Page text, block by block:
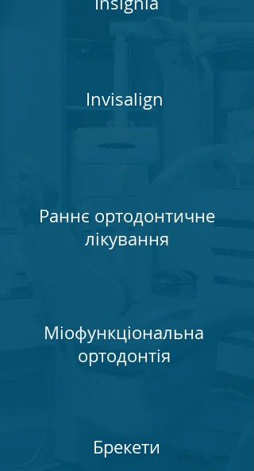
Invisalign
Раннє ортодонтичне
лікування
Міофункціональна
ортодонтія
Брекети